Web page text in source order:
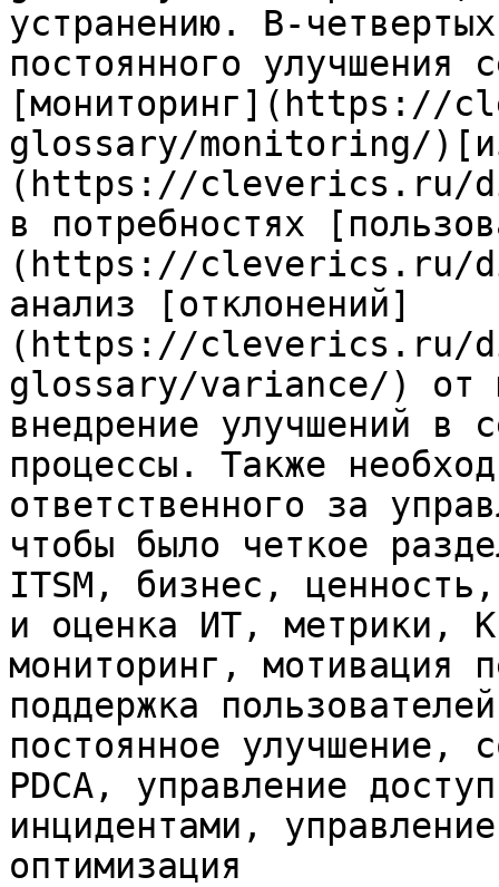
устранению. В-
постоянного улучшения
glossary/monitoring/
(https://cleverics.ru/
в потребностях
(https://cleverics.ru/
анализ [отклонений]
(https://cleverics.ru/
glossary/variance/) от
внедрение улучшений в
процессы. Также
ответственного за
чтобы было четкое
ITSM, бизнес,
и оценка ИТ, метрики,
мониторинг, мотивация
поддержка
постоянное улучшение,
PDCA, управление
инцидентами,
оптимизация